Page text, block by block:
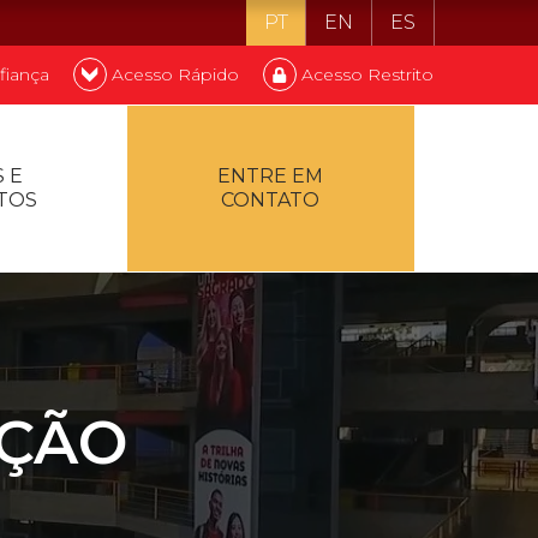
PT EN ES
Acesso Rápido Acesso Restrito
E
ENTRE EM
CONTATO